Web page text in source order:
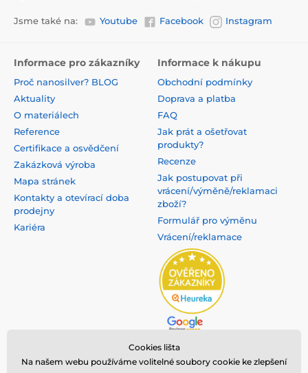
Jsme také na: Youtube Facebook Instagram
Informace pro zákazníky
Proč nanosilver? BLOG
Aktuality
O materiálech
Reference
Certifikace a osvědčení
Zakázková výroba
Mapa stránek
Kontakty a otevírací doba
prodejny
Kariéra
Informace k nákupu
Obchodní podmínky
Doprava a platba
FAQ
Jak prát a ošetřovat
produkty?
Recenze
Jak postupovat při
vrácení/výměně/reklamaci
zboží?
Formulář pro výměnu
Vrácení/reklamace
Cookies lišta
Na našem webu používáme volitelné soubory cookie ke zlepšení